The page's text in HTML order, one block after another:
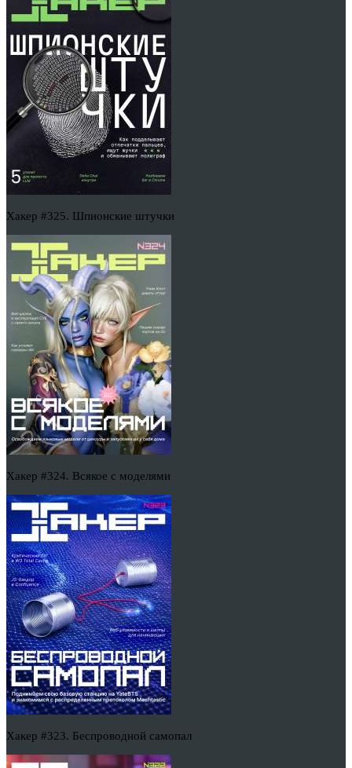
Хакер #325. Шпионские штучки
Хакер #324. Всякое с моделями
Хакер #323. Беспроводной самопал